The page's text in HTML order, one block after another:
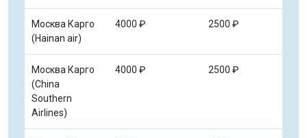
Москва Карго
(Hainan air)
4000 ₽ 2500 ₽
Москва Карго
(China
Southern
Airlines)
4000 ₽ 2500 ₽